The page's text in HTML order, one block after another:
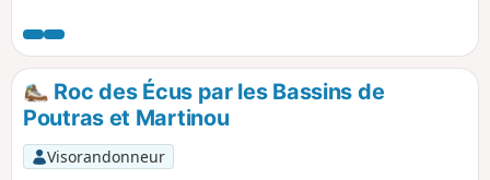
sans aucune difficulté, quasiment ombragé tout du long.
Roc des Écus par les Bassins de
Poutras et Martinou
Visorandonneur